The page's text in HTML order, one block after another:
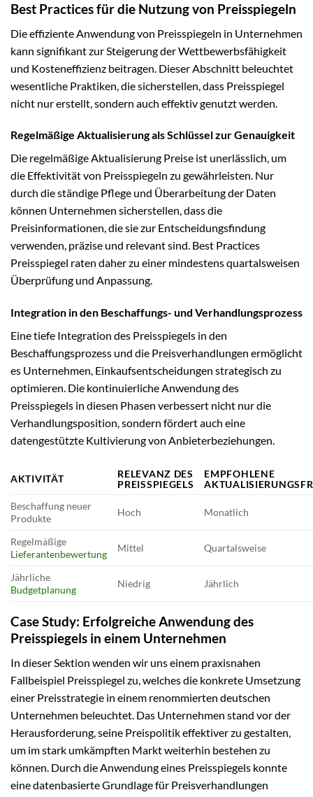
Best Practices für die Nutzung von Preisspiegeln
Die effiziente Anwendung von Preisspiegeln in Unternehmen
kann signifikant zur Steigerung der Wettbewerbsfähigkeit
und Kosteneffizienz beitragen. Dieser Abschnitt beleuchtet
wesentliche Praktiken, die sicherstellen, dass Preisspiegel
nicht nur erstellt, sondern auch effektiv genutzt werden.
Regelmäßige Aktualisierung als Schlüssel zur Genauigkeit
Die regelmäßige Aktualisierung Preise ist unerlässlich, um
die Effektivität von Preisspiegeln zu gewährleisten. Nur
durch die ständige Pflege und Überarbeitung der Daten
können Unternehmen sicherstellen, dass die
Preisinformationen, die sie zur Entscheidungsfindung
verwenden, präzise und relevant sind. Best Practices
Preisspiegel raten daher zu einer mindestens quartalsweisen
Überprüfung und Anpassung.
Integration in den Beschaffungs- und Verhandlungsprozess
Eine tiefe Integration des Preisspiegels in den
Beschaffungsprozess und die Preisverhandlungen ermöglicht
es Unternehmen, Einkaufsentscheidungen strategisch zu
optimieren. Die kontinuierliche Anwendung des
Preisspiegels in diesen Phasen verbessert nicht nur die
Verhandlungsposition, sondern fördert auch eine
datengestützte Kultivierung von Anbieterbeziehungen.
AKTIVITÄT
RELEVANZ DES
PREISSPIEGELS
EMPFOHLENE
Beschaffung neuer
Produkte
Hoch Monatlich
Regelmäßige
Lieferantenbewertung
Mittel Quartalsweise
Jährliche
Budgetplanung
Niedrig Jährlich
Case Study: Erfolgreiche Anwendung des
Preisspiegels in einem Unternehmen
In dieser Sektion wenden wir uns einem praxisnahen
Fallbeispiel Preisspiegel zu, welches die konkrete Umsetzung
einer Preisstrategie in einem renommierten deutschen
Unternehmen beleuchtet. Das Unternehmen stand vor der
Herausforderung, seine Preispolitik effektiver zu gestalten,
um im stark umkämpften Markt weiterhin bestehen zu
können. Durch die Anwendung eines Preisspiegels konnte
eine datenbasierte Grundlage für Preisverhandlungen